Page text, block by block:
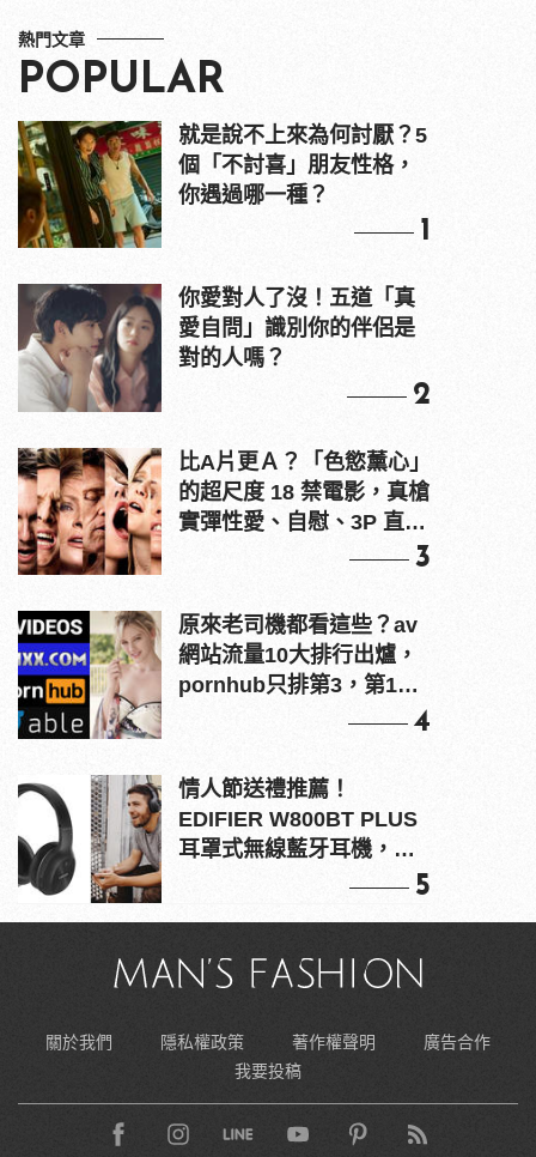
熱門文章
POPULAR
就是說不上來為何討厭？5
個「不討喜」朋友性格，
你遇過哪一種？
1
你愛對人了沒！五道「真
愛自問」識別你的伴侶是
對的人嗎？
2
比A片更Ａ？「色慾薰心」
的超尺度 18 禁電影，真槍
實彈性愛、自慰、3P 直接
3
原來老司機都看這些？av
網站流量10大排行出爐，
pornhub只排第3，第1名
4
情人節送禮推薦！
EDIFIER W800BT PLUS
耳罩式無線藍牙耳機，在
5
關於我們 隱私權政策 著作權聲明
廣告合作
我要投稿